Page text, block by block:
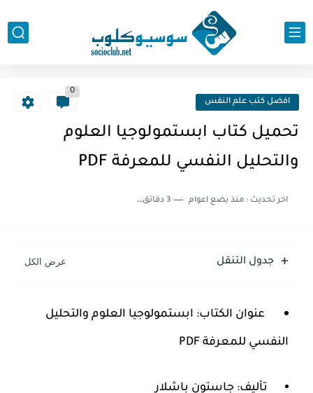
افضل كتب علم النفس
0
تحميل كتاب ابستمولوجيا العلوم
والتحليل النفسي للمعرفة PDF
اخر تحديث :منذ بضع اعوام 3 دقائق للقراءة
جدول التنقل
عنوان الكتاب: ابستمولوجيا العلوم والتحليل
النفسي للمعرفة PDF
تأليف: جاستون باشلار